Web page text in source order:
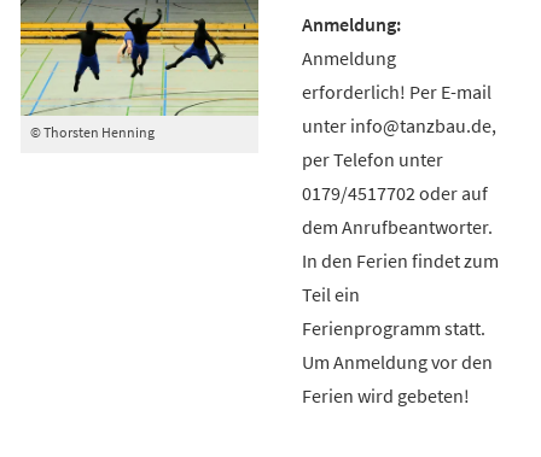
© Thorsten Henning
Anmeldung
erforderlich! Per E-mail
unter info@tanzbau.de,
per Telefon unter
0179/4517702 oder auf
dem Anrufbeantworter.
In den Ferien findet zum
Teil ein
Ferienprogramm statt.
Um Anmeldung vor den
Ferien wird gebeten!